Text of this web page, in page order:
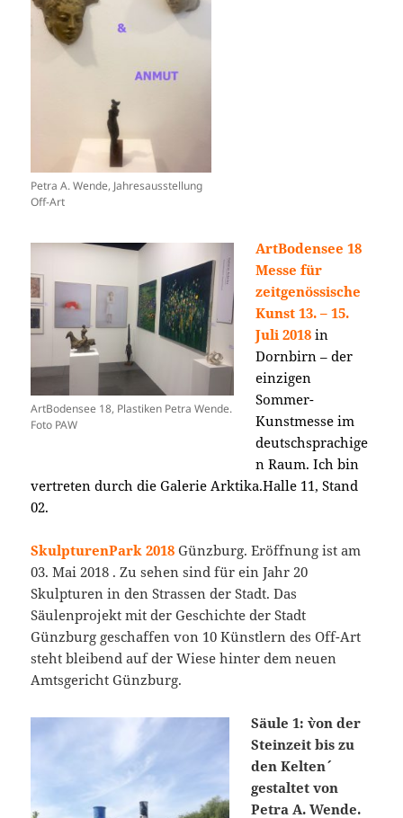
Petra A. Wende, Jahresausstellung
Off-Art
ArtBodensee 18, Plastiken Petra Wende.
Foto PAW
ArtBodensee 18
Messe für
zeitgenössische
Kunst13. – 15.
Juli 2018in
Dornbirn – der
einzigen
Sommer-
Kunstmesse im
deutschsprachige
n Raum. Ich bin
vertreten durch die Galerie Arktika.Halle 11, Stand
02.
SkulpturenPark 2018 Günzburg. Eröffnung ist am
03. Mai 2018 . Zu sehen sind für ein Jahr 20
Skulpturen in den Strassen der Stadt. Das
Säulenprojekt mit der Geschichte der Stadt
Günzburg geschaffen von 10 Künstlern des Off-Art
steht bleibend auf der Wiese hinter dem neuen
Amtsgericht Günzburg.
Säule 1: `von der
Steinzeit bis zu
den Kelten´
gestaltet von
Petra A. Wende.